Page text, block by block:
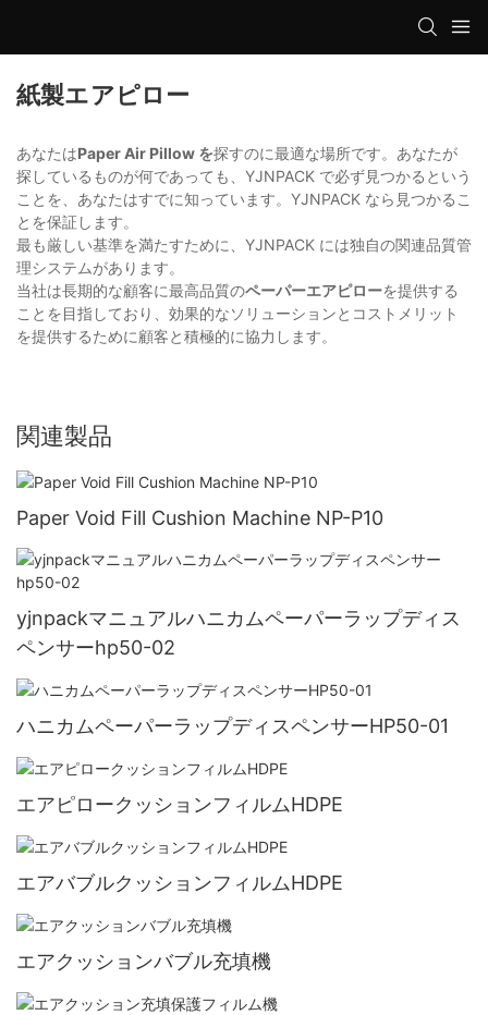
紙製エアピロー
あなたはPaper Air Pillow を探すのに最適な場所です。あなたが
探しているものが何であっても、YJNPACK で必ず見つかるという
ことを、あなたはすでに知っています。YJNPACK なら見つかるこ
とを保証します。
最も厳しい基準を満たすために、YJNPACK には独自の関連品質管
理システムがあります。
当社は長期的な顧客に最高品質のペーパーエアピローを提供する
ことを目指しており、効果的なソリューションとコストメリット
を提供するために顧客と積極的に協力します。
関連製品
Paper Void Fill Cushion Machine NP-P10
yjnpackマニュアルハニカムペーパーラップディス
ペンサーhp50-02
ハニカムペーパーラップディスペンサーHP50-01
エアピロークッションフィルムHDPE
エアバブルクッションフィルムHDPE
エアクッションバブル充填機